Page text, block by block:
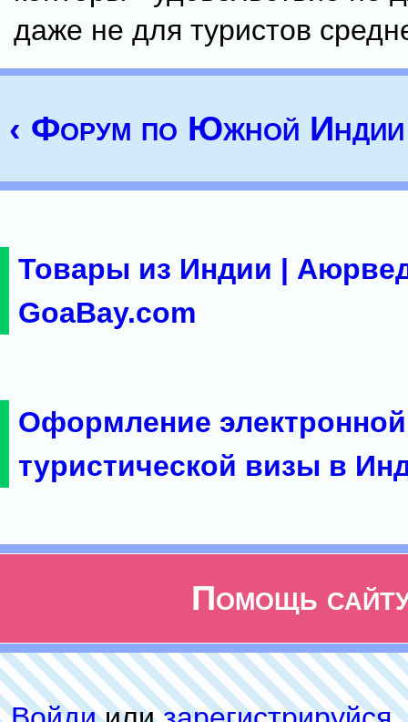
даже не для туристов
‹ Форум по Южной
Товары из Индии |
GoaBay.com
Оформление электронной
туристической визы в
Помощь